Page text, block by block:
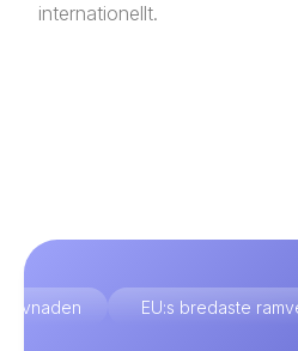
internationellt.
EU:s bredaste